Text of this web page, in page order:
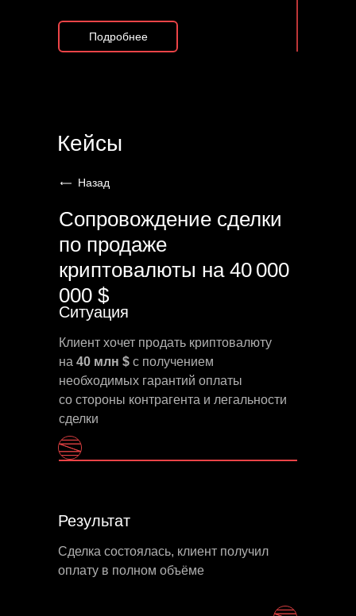
Подробнее
Кейсы
Назад
Сопровождение сделки
по продаже
криптовалюты на 40 000
000 $
Клиент хочет продать криптовалюту
на 40 млн $ с получением
необходимых гарантий оплаты
со стороны контрагента и легальности
сделки
Ситуация
Результат
Сделка состоялась, клиент получил
оплату в полном объёме